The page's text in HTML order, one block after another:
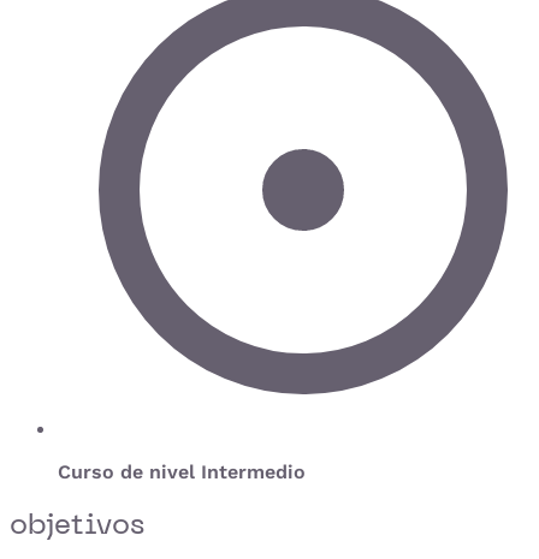
Curso de nivel Intermedio
objetivos